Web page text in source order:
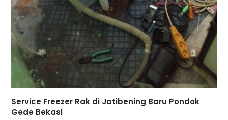
Service Freezer Rak di Jatibening Baru Pondok
Gede Bekasi